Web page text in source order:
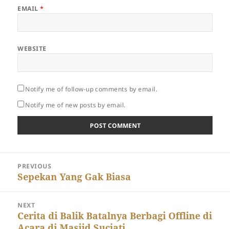
EMAIL*
WEBSITE
Notify me of follow-up comments by email.
Notify me of new posts by email.
navigation
PREVIOUS
Previous
Sepekan Yang Gak Biasa
NEXT
Next
Cerita di Balik Batalnya Berbagi Offline di